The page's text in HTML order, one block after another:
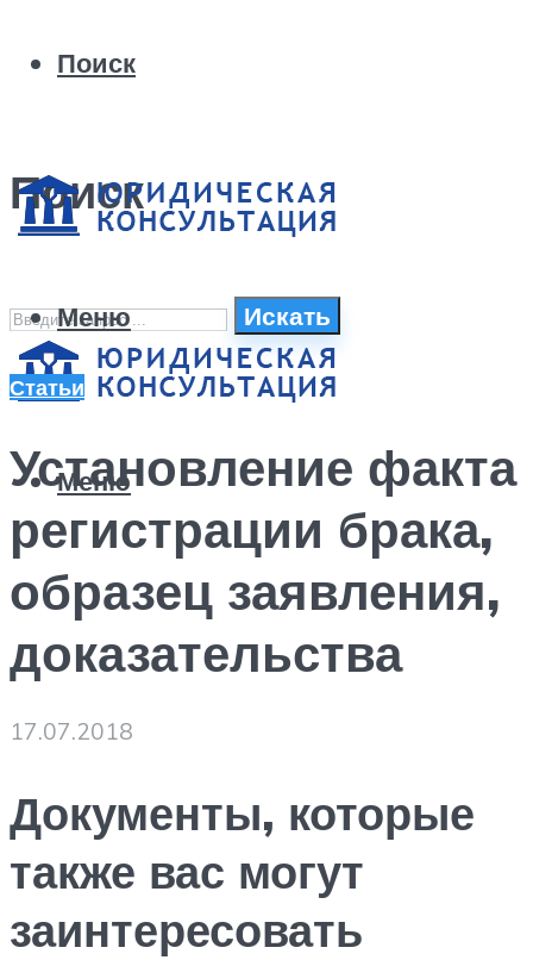
Поиск
Поиск
Искать
Меню
Меню
Статьи
Установление факта
регистрации брака,
образец заявления,
доказательства
17.07.2018
Документы, которые
также вас могут
заинтересовать